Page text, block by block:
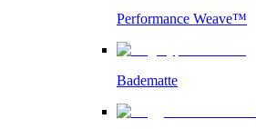
Performance Weave™
Badematte